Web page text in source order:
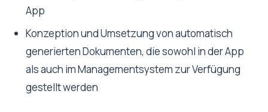
App
Konzeption und Umsetzung von automatisch
generierten Dokumenten, die sowohl in der App
als auch im Managementsystem zur Verfügung
gestellt werden